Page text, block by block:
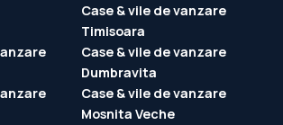
Case & vile de vanzare
Timisoara
Case & vile de vanzare
Dumbravita
Case & vile de vanzare
Mosnita Veche